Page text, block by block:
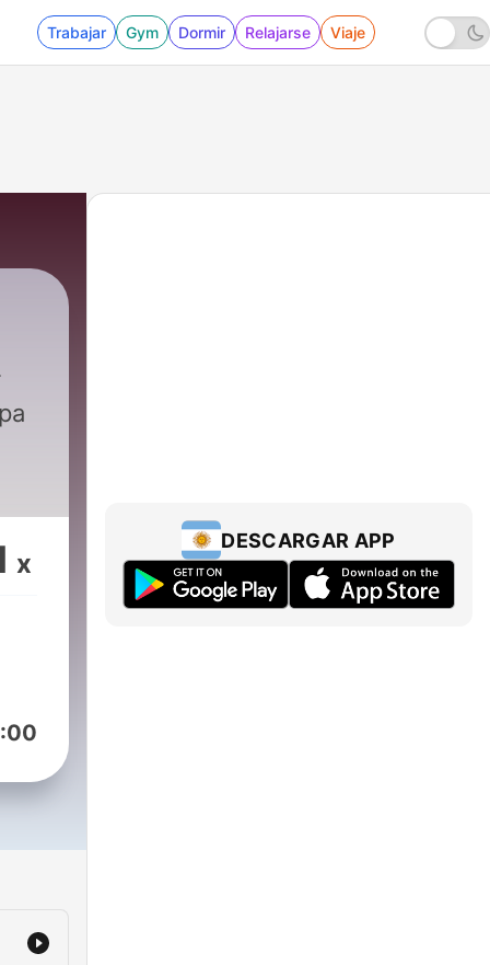
Trabajar Gym Dormir Relajarse Viaje
x
DESCARGAR APP